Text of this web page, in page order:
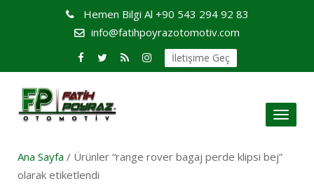
Hemen Bilgi Al +90 543 294 92 83
info@fatihpoyrazotomotiv.com
İletişime Geç
Toggle
Ana Sayfa / Ürünler “range rover bagaj perde klipsi bej”
olarak etiketlendi